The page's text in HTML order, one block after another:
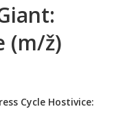
(m/ž)
Cycle Hostivice: